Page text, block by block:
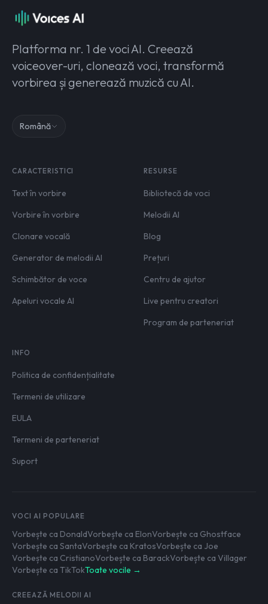
Platforma nr. 1 de voci AI. Creează
voiceover-uri, clonează voci, transformă
vorbirea și generează muzică cu AI.
Română
CARACTERISTICI
Text în vorbire
Vorbire în vorbire
Clonare vocală
Generator de melodii AI
Schimbător de voce
Apeluri vocale AI
RESURSE
Bibliotecă de voci
Melodii AI
Blog
Prețuri
Centru de ajutor
Live pentru creatori
Program de parteneriat
INFO
Politica de confidențialitate
Termeni de utilizare
EULA
Termeni de parteneriat
Suport
VOCI AI POPULARE
Vorbește ca DonaldVorbește ca ElonVorbește ca Ghostface
Vorbește ca SantaVorbește ca KratosVorbește ca Joe
Vorbește ca CristianoVorbește ca BarackVorbește ca Villager
Vorbește ca TikTokToate vocile →
CREEAZĂ MELODII AI